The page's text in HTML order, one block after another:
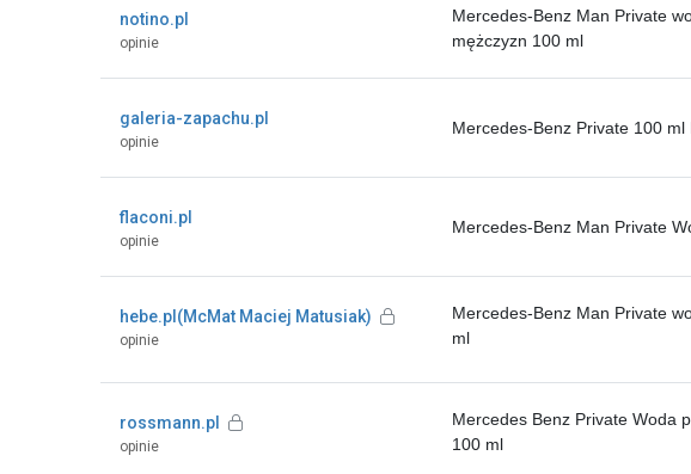
notino.pl
opinie
Mercedes-Benz Man Private
mężczyzn 100 ml
galeria-zapachu.pl
opinie
Mercedes-Benz Private 100 ml
flaconi.pl
opinie
Mercedes-Benz Man Private
hebe.pl(McMat Maciej Matusiak)
opinie
Mercedes-Benz Man Private
ml
rossmann.pl
opinie
Mercedes Benz Private Woda
100 ml